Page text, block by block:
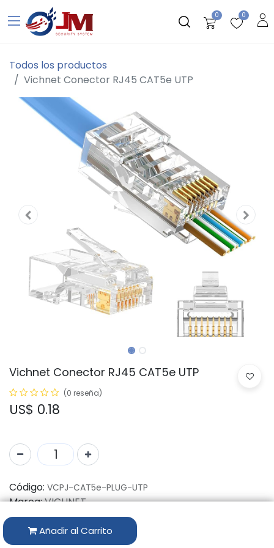
0 0
Todos los productos
Vichnet Conector RJ45 CAT5e UTP
Vichnet Conector RJ45 CAT5e UTP
(0 reseña)
US$ 0.18
Añadir al Carrito
Código: VCPJ-CAT5e-PLUG-UTP
Marca:VICHNET
Disponibilidad por Almacén